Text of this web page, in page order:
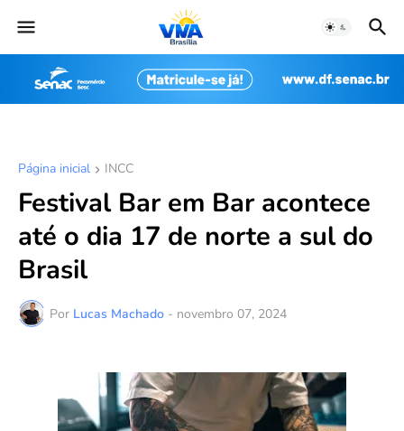
Página inicial INCC
Festival Bar em Bar acontece
até o dia 17 de norte a sul do
Brasil
Por Lucas Machado - novembro 07, 2024